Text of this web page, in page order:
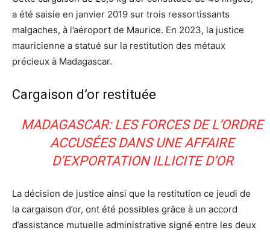
a été saisie en janvier 2019 sur trois ressortissants
malgaches, à l’aéroport de Maurice. En 2023, la justice
mauricienne a statué sur la restitution des métaux
précieux à Madagascar.
Cargaison d’or restituée
MADAGASCAR: LES FORCES DE L’ORDRE
ACCUSÉES DANS UNE AFFAIRE
D’EXPORTATION ILLICITE D’OR
La décision de justice ainsi que la restitution ce jeudi de
la cargaison d’or, ont été possibles grâce à un accord
d’assistance mutuelle administrative signé entre les deux